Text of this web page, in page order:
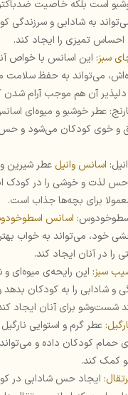
است بلکه خاصیت
به شادابی و سرزندگی
تمیزی را ایجاد کند.
سبز: این اسانس با خواص
می‌تواند به حفظ
دلپذیر آن هم موجب آرام
عطر خوشبو و میوه‌ای
خوی کودکان می‌شود و حس
اسانس وانیل عطر شیرین
حس لذت و خوشی را در کودک
برای بچه‌ها جذاب است.
اسانس
خود، می‌تواند به خواب
را در آنان ایجاد کند.
سبز: این رایحه‌ی میوه‌ای
و شادابی را به کودکان
شست‌وشو برای آنان ایجاد
: عطر گرم و استوایی
حمام کودکان داده و
کمک کند.
: ایجاد حس شادابی در